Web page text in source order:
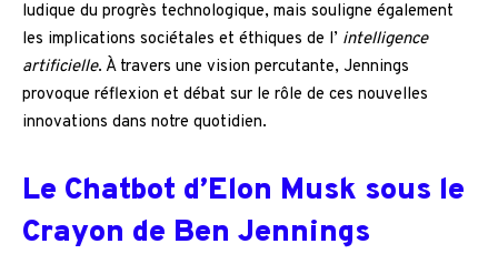
ludique du progrès technologique, mais souligne également
les implications sociétales et éthiques de l’ intelligence
artificielle. À travers une vision percutante, Jennings
provoque réflexion et débat sur le rôle de ces nouvelles
innovations dans notre quotidien.
Le Chatbot d’Elon Musk sous le
Crayon de Ben Jennings